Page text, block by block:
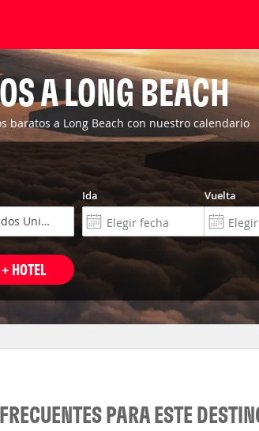
A LONG BEACH
baratos a Long Beach con nuestro calendario
Ida Vuelta
HOTEL
PARA ESTE